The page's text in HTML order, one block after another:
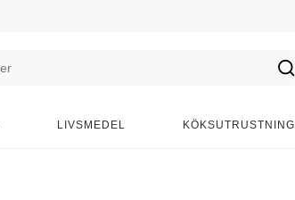
LIVSMEDEL KÖKSUTRUSTNING